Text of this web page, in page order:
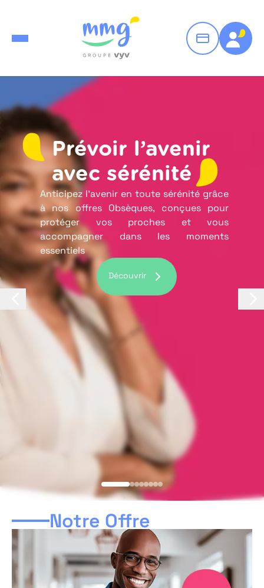
Prévoir l’avenir
avec sérénité
Anticipez l’avenir en toute sérénité grâce
à nos offres Obsèques, conçues pour
protéger vos proches et vous
accompagner dans les moments
essentiels
Découvrir
Notre Offre